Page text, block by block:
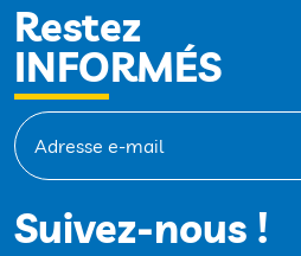
Restez
INFORMÉS
Suivez-nous !